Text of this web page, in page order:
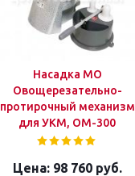
Насадка МО
Овощерезательно-
протирочный механизм
для УКМ, ОМ-300
98 760 руб.